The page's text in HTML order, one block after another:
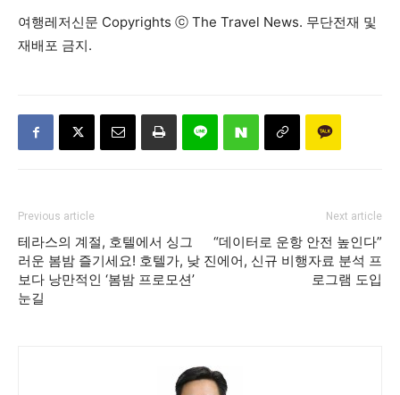
여행레저신문 Copyrights ⓒ The Travel News. 무단전재 및
재배포 금지.
Previous article
테라스의 계절, 호텔에서 싱그
러운 봄밤 즐기세요! 호텔가, 낮
보다 낭만적인 ‘봄밤 프로모션’
눈길
Next article
“데이터로 운항 안전 높인다”
진에어, 신규 비행자료 분석 프
로그램 도입